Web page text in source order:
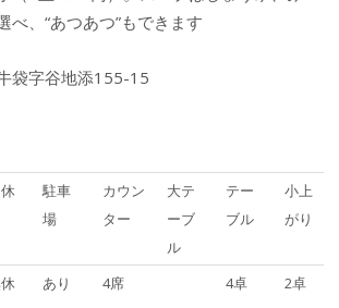
べ、“あつあつ”もできます
袋字谷地添155-15
駐車
場
カウン
ター
大テ
ーブ
ル
テー
ブル
小上
がり
あり 4席 4卓 2卓